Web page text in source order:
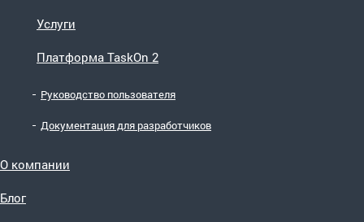
Услуги
Платформа TaskOn 2
Руководство пользователя
Документация для разработчиков
О компании
Блог